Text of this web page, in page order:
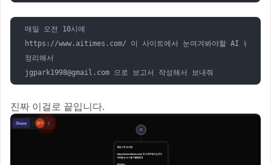
매일 오전 10시에
https://www.aitimes.com/ 이 사이트에서 눈여겨봐야할 AI 뉴스를
jgpark1998@gmail.com 으로 보고서 작성해서 보내줘
진짜 이걸로 끝입니다.